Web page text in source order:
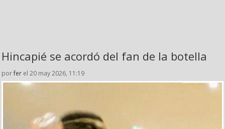
Hincapié se acordó del fan de la botella
porfer el 20 may 2026, 11:19